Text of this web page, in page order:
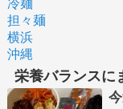
冷麺
担々麺
横浜
沖縄
栄養バランスに